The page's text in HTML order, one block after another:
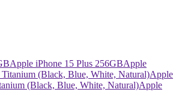
Apple iPhone 15 Plus 256GBApple
(Black, Blue, White, Natural)Apple
(Black, Blue, White, Natural)Apple